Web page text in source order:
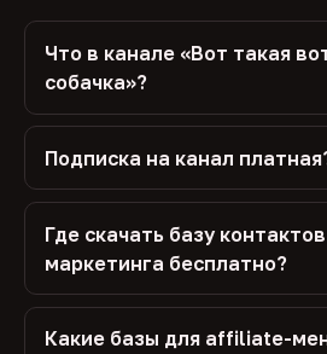
Что в канале «Вот такая
собачка»?
Подписка на канал
Где скачать базу
маркетинга бесплатно?
Какие базы для affiliate-